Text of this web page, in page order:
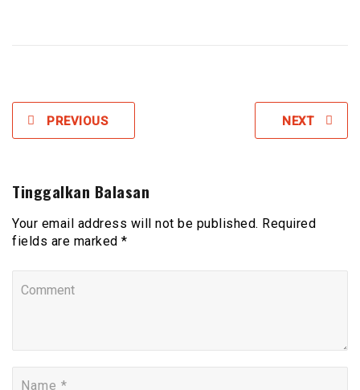
PREVIOUS NEXT
Tinggalkan Balasan
Your email address will not be published. Required
fields are marked *